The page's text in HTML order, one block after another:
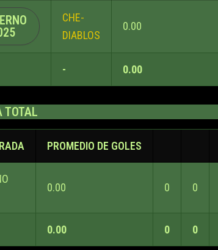
CHE-
DIABLOS
0.00
- 0.00
TOTAL
PROMEDIO DE GOLES
0.00 0 0
0.00 0 0